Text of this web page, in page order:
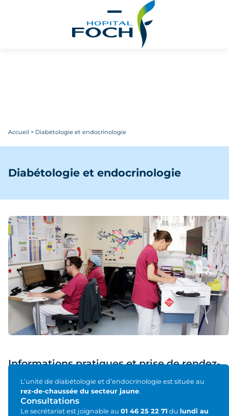
Accueil > Diabétologie et endocrinologie
Diabétologie et endocrinologie
Informations pratiques et prise de rendez-
L’unité de diabétologie et d’endocrinologie est située au
rez-de-chaussée du secteur jaune.
Consultations
Le secrétariat est joignable au 01 46 25 22 71 du lundi au